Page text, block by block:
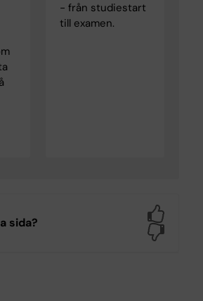
- från studiestart
till examen.
sida?